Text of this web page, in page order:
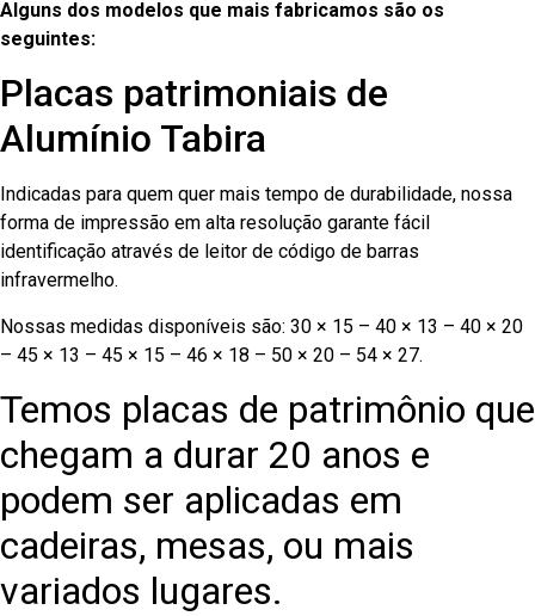
Alguns dos modelos que mais fabricamos são os
seguintes:
Placas patrimoniais de
Alumínio Tabira
Indicadas para quem quer mais tempo de durabilidade, nossa
forma de impressão em alta resolução garante fácil
identificação através de leitor de código de barras
infravermelho.
Nossas medidas disponíveis são: 30 × 15 – 40 × 13 – 40 × 20
– 45 × 13 – 45 × 15 – 46 × 18 – 50 × 20 – 54 × 27.
Temos placas de patrimônio que
chegam a durar 20 anos e
podem ser aplicadas em
cadeiras, mesas, ou mais
variados lugares.